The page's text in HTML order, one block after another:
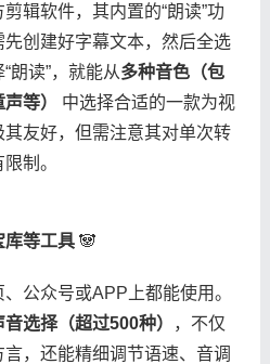
辑软件，其内置的“朗读”功
创建好字幕文本，然后全选
朗读”，就能从​​多种音色（包
等）​
​ 中选择合适的一款为视
友好，但需注意其对单次转
制。
库等工具​​ 🐼
公众号或APP上都能使用。
选择（超过500种）​
​，不仅
，还能精细调节语速、音调